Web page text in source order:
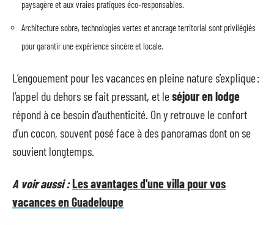
paysagère et aux vraies pratiques éco-responsables.
Architecture sobre, technologies vertes et ancrage territorial sont privilégiés
pour garantir une expérience sincère et locale.
L’engouement pour les vacances en pleine nature s’explique :
l’appel du dehors se fait pressant, et leséjour en lodge
répond à ce besoin d’authenticité. On y retrouve le confort
d’un cocon, souvent posé face à des panoramas dont on se
souvient longtemps.
A voir aussi :Les avantages d'une villa pour vos
vacances en Guadeloupe